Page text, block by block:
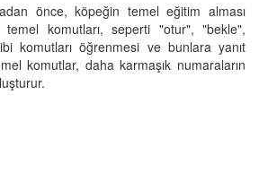
önce, köpeğin temel eğitim alması
temel komutları, seperti "otur", "bekle",
komutları öğrenmesi ve bunlara yanıt
komutlar, daha karmaşık numaraların